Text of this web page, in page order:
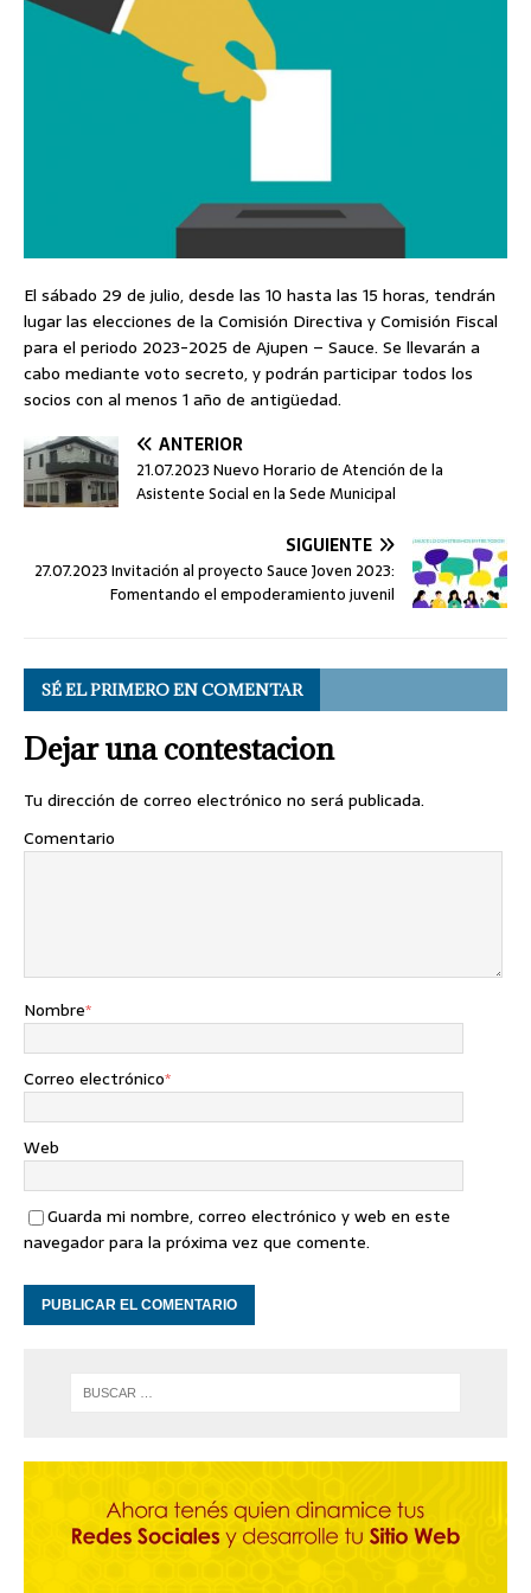
El sábado 29 de julio, desde las 10 hasta las 15 horas, tendrán
lugar las elecciones de la Comisión Directiva y Comisión Fiscal
para el periodo 2023-2025 de Ajupen – Sauce. Se llevarán a
cabo mediante voto secreto, y podrán participar todos los
socios con al menos 1 año de antigüedad.
ANTERIOR
21.07.2023 Nuevo Horario de Atención de la
Asistente Social en la Sede Municipal
SIGUIENTE
27.07.2023 Invitación al proyecto Sauce Joven 2023:
Fomentando el empoderamiento juvenil
SÉ EL PRIMERO EN COMENTAR
Dejar una contestacion
Tu dirección de correo electrónico no será publicada.
Comentario
Nombre*
Correo electrónico*
Web
Guarda mi nombre, correo electrónico y web en este
navegador para la próxima vez que comente.